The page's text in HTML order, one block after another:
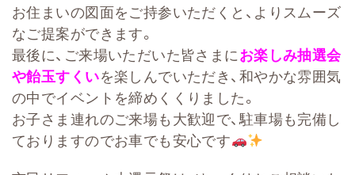
お住まいの図面をご持参いただくと、よりスムーズ
なご提案ができます。
最後に、ご来場いただいた皆さまにお楽しみ抽選会
や飴玉すくいを楽しんでいただき、和やかな雰囲気
の中でイベントを締めくくりました。
お子さま連れのご来場も大歓迎で、駐車場も完備し
ておりますのでお車でも安心です